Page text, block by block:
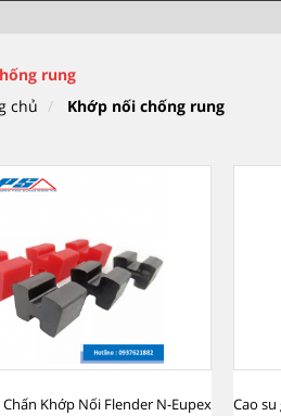
rung
chủ
Khớp nối chống rung
Chấn Khớp Nối Flender N-Eupex
Cao